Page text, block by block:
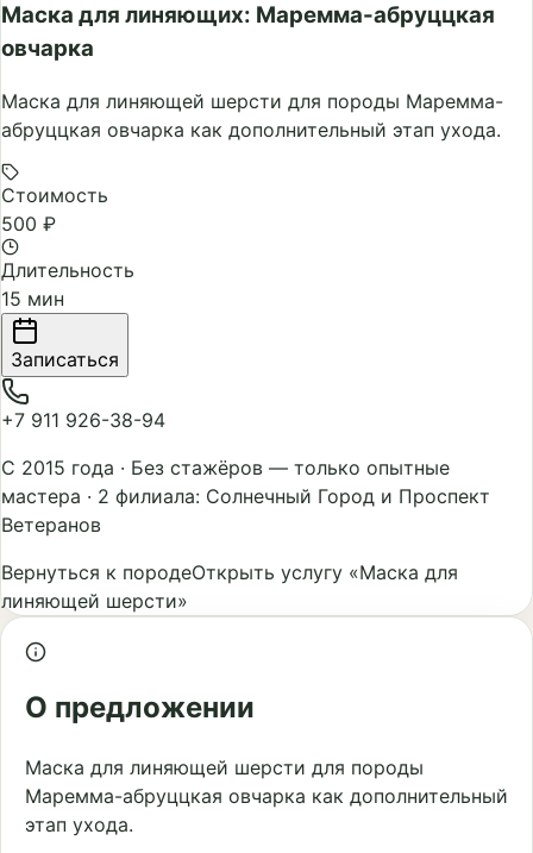
Маска для линяющих: Маремма-абруццкая
овчарка
Маска для линяющей шерсти для породы Маремма-
абруццкая овчарка как дополнительный этап ухода.
Стоимость
500 ₽
Длительность
15 мин
Записаться
+7 911 926-38-94
С 2015 года · Без стажёров — только опытные
мастера · 2 филиала: Солнечный Город и Проспект
Ветеранов
Вернуться к породеОткрыть услугу «Маска для
линяющей шерсти»
О предложении
Маска для линяющей шерсти для породы
Маремма-абруццкая овчарка как дополнительный
этап ухода.